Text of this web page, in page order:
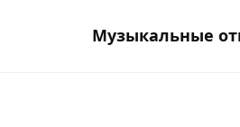
Музыкальные